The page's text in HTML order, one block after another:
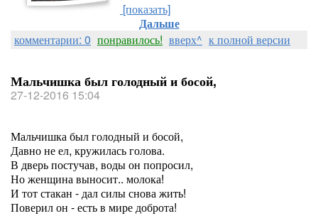
[показать]
Дальше
комментарии: 0 понравилось! вверх^ к полной версии
Мальчишка был голодный и босой,
27-12-2016 15:04
Мальчишка был голодный и босой,
Давно не ел, кружилась голова.
В дверь постучав, воды он попросил,
Но женщина выносит.. молока!
И тот стакан - дал силы снова жить!
Поверил он - есть в мире доброта!